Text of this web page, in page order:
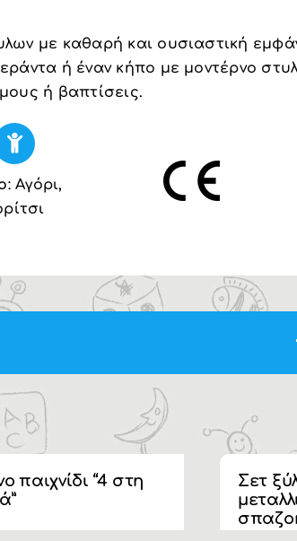
με καθαρή και ουσιαστική
ή έναν κήπο με μοντέρνο
ή βαπτίσεις.
: Αγόρι,
παιχνίδι “4 στη
Σετ